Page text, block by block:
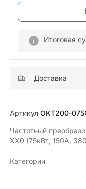
Итоговая
Доставка
Артикул OKT200-
Частотный
XX0 (75кВт, 150А,
Категории